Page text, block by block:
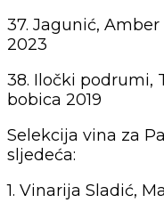
37. Jagunić,
2023
38. Iločki podrumi,
bobica 2019
Selekcija vina za
sljedeća:
1. Vinarija Sladić,